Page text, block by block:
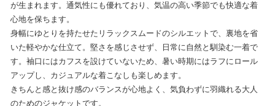
が生まれます。通気性にも優れており、気温の高い季節でも快適な着
心地を保ちます。
身幅にゆとりを持たせたリラックスムードのシルエットで、裏地を省
いた軽やかな仕立て。堅さを感じさせず、日常に自然と馴染む一着で
す。袖口にはカフスを設けていないため、暑い時期にはラフにロール
アップし、カジュアルな着こなしも楽しめます。
きちんと感と抜け感のバランスが心地よく、気負わずに羽織れる大人
のためのジャケットです。